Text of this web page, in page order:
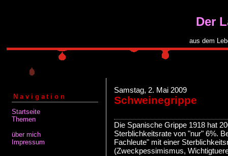
Der
aus dem
Navigation
Startseite
Themen
über mich
Impressum
Samstag, 2. Mai 2009
Schweinegrippe
Die Spanische Grippe 1918 hat
Sterblichkeitsrate von "nur" 6%.
Fachleute" mit einer
(Zweckpessimismus,